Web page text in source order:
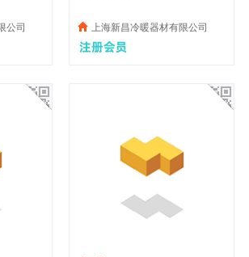
公司 上海新昌冷暖器材有限公司